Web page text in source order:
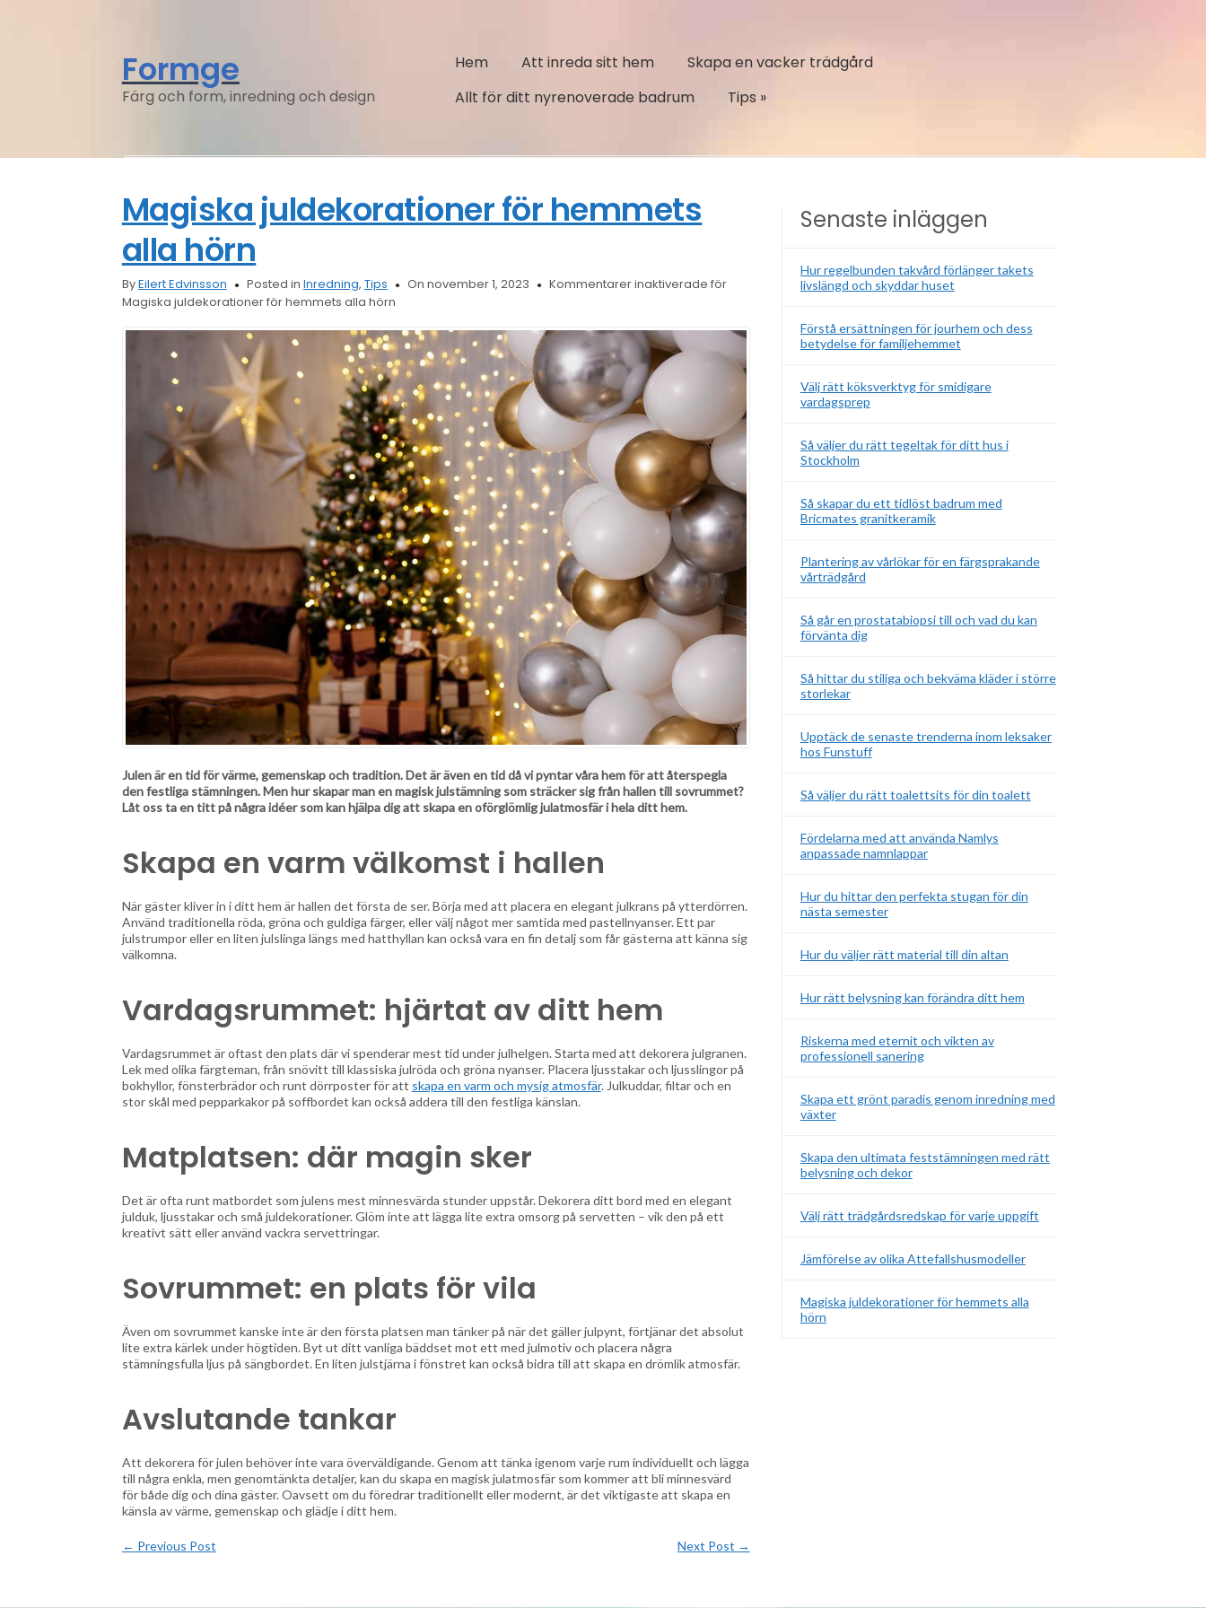
Formge
Färg och form, inredning och design
Hem Att inreda sitt hem
Skapa en vacker trädgård
Allt för ditt nyrenoverade badrum
Tips »
Magiska juldekorationer för hemmets
alla hörn
ByEilert Edvinsson Posted in Inredning, Tips On november 1, 2023 Kommentarer inaktiverade för
Magiska juldekorationer för hemmets alla hörn
Julen är en tid för värme, gemenskap och tradition. Det är även en tid då vi pyntar våra hem för att återspegla
den festliga stämningen. Men hur skapar man en magisk julstämning som sträcker sig från hallen till sovrummet?
Låt oss ta en titt på några idéer som kan hjälpa dig att skapa en oförglömlig julatmosfär i hela ditt hem.
Skapa en varm välkomst i hallen
När gäster kliver in i ditt hem är hallen det första de ser. Börja med att placera en elegant julkrans på ytterdörren.
Använd traditionella röda, gröna och guldiga färger, eller välj något mer samtida med pastellnyanser. Ett par
julstrumpor eller en liten julslinga längs med hatthyllan kan också vara en fin detalj som får gästerna att känna sig
välkomna.
Vardagsrummet: hjärtat av ditt hem
Vardagsrummet är oftast den plats där vi spenderar mest tid under julhelgen. Starta med att dekorera julgranen.
Lek med olika färgteman, från snövitt till klassiska julröda och gröna nyanser. Placera ljusstakar och ljusslingor på
bokhyllor, fönsterbrädor och runt dörrposter för att skapa en varm och mysig atmosfär. Julkuddar, filtar och en
stor skål med pepparkakor på soffbordet kan också addera till den festliga känslan.
Matplatsen: där magin sker
Det är ofta runt matbordet som julens mest minnesvärda stunder uppstår. Dekorera ditt bord med en elegant
julduk, ljusstakar och små juldekorationer. Glöm inte att lägga lite extra omsorg på servetten – vik den på ett
kreativt sätt eller använd vackra servettringar.
Sovrummet: en plats för vila
Även om sovrummet kanske inte är den första platsen man tänker på när det gäller julpynt, förtjänar det absolut
lite extra kärlek under högtiden. Byt ut ditt vanliga bäddset mot ett med julmotiv och placera några
stämningsfulla ljus på sängbordet. En liten julstjärna i fönstret kan också bidra till att skapa en drömlik atmosfär.
Avslutande tankar
Att dekorera för julen behöver inte vara överväldigande. Genom att tänka igenom varje rum individuellt och lägga
till några enkla, men genomtänkta detaljer, kan du skapa en magisk julatmosfär som kommer att bli minnesvärd
för både dig och dina gäster. Oavsett om du föredrar traditionellt eller modernt, är det viktigaste att skapa en
känsla av värme, gemenskap och glädje i ditt hem.
← Previous Post Next Post →
Senaste inläggen
Hur regelbunden takvård förlänger takets
livslängd och skyddar huset
Förstå ersättningen för jourhem och dess
betydelse för familjehemmet
Välj rätt köksverktyg för smidigare
vardagsprep
Så väljer du rätt tegeltak för ditt hus i
Stockholm
Så skapar du ett tidlöst badrum med
Bricmates granitkeramik
Plantering av vårlökar för en färgsprakande
vårträdgård
Så går en prostatabiopsi till och vad du kan
förvänta dig
Så hittar du stiliga och bekväma kläder i större
storlekar
Upptäck de senaste trenderna inom leksaker
hos Funstuff
Så väljer du rätt toalettsits för din toalett
Fördelarna med att använda Namlys
anpassade namnlappar
Hur du hittar den perfekta stugan för din
nästa semester
Hur du väljer rätt material till din altan
Hur rätt belysning kan förändra ditt hem
Riskerna med eternit och vikten av
professionell sanering
Skapa ett grönt paradis genom inredning med
växter
Skapa den ultimata feststämningen med rätt
belysning och dekor
Välj rätt trädgårdsredskap för varje uppgift
Jämförelse av olika Attefallshusmodeller
Magiska juldekorationer för hemmets alla
hörn